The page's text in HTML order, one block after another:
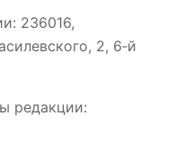
236016,
2, 6‑й
редакции: